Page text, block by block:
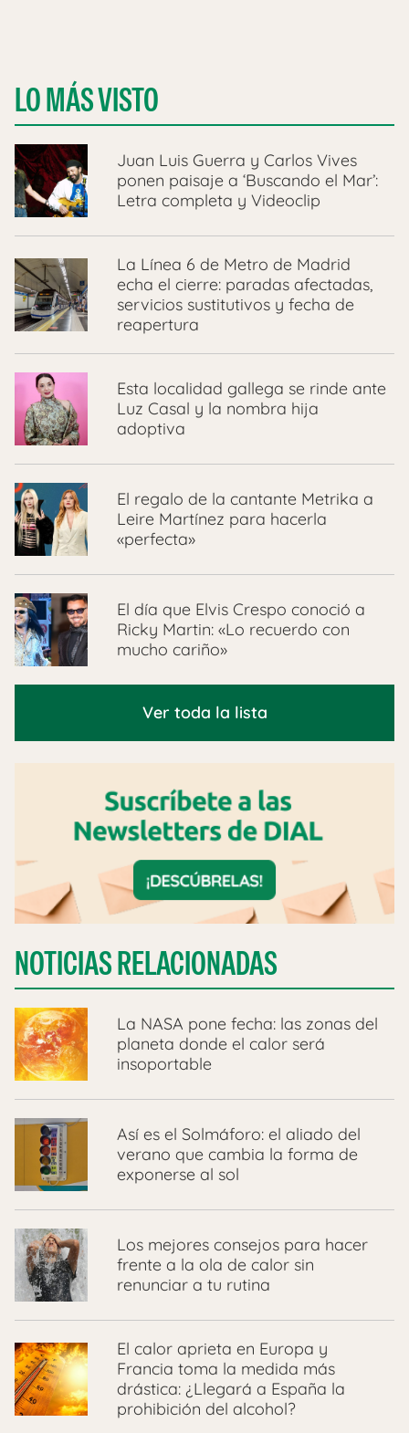
LO MÁS VISTO
Juan Luis Guerra y Carlos Vives
ponen paisaje a ‘Buscando el Mar’:
Letra completa y Videoclip
La Línea 6 de Metro de Madrid
echa el cierre: paradas afectadas,
servicios sustitutivos y fecha de
reapertura
Esta localidad gallega se rinde ante
Luz Casal y la nombra hija
adoptiva
El regalo de la cantante Metrika a
Leire Martínez para hacerla
«perfecta»
El día que Elvis Crespo conoció a
Ricky Martin: «Lo recuerdo con
mucho cariño»
Ver toda la lista
NOTICIAS RELACIONADAS
La NASA pone fecha: las zonas del
planeta donde el calor será
insoportable
Así es el Solmáforo: el aliado del
verano que cambia la forma de
exponerse al sol
Los mejores consejos para hacer
frente a la ola de calor sin
renunciar a tu rutina
El calor aprieta en Europa y
Francia toma la medida más
drástica: ¿Llegará a España la
prohibición del alcohol?